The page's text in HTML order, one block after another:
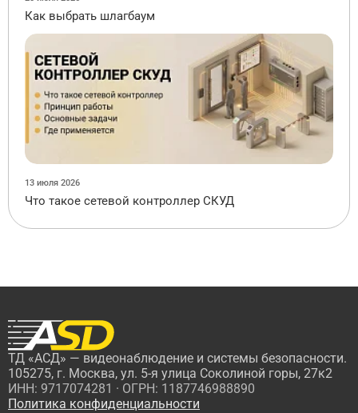
Как выбрать шлагбаум
13 июля 2026
Что такое сетевой контроллер СКУД
ТД «АСД» — видеонаблюдение и системы безопасности.
105275, г. Москва, ул. 5-я улица Соколиной горы, 27к2
ИНН: 9717074281 · ОГРН: 1187746988890
Политика конфиденциальности